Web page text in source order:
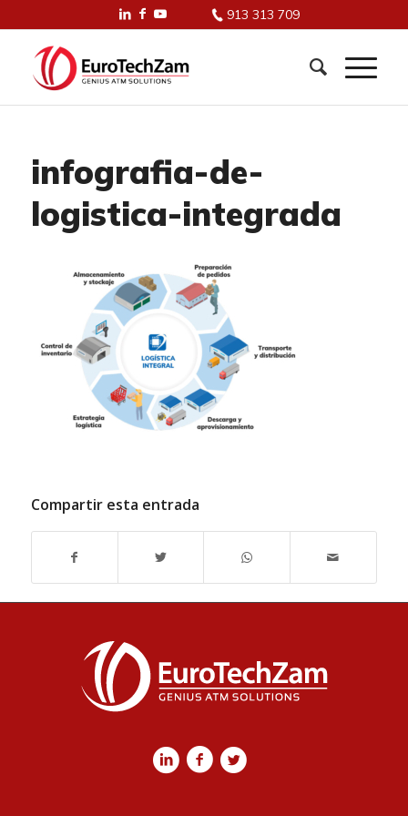
913 313 709
infografia-de-
logistica-integrada
Compartir esta entrada